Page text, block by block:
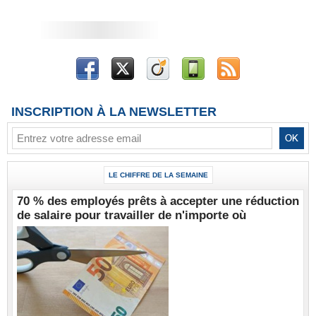
INSCRIPTION À LA NEWSLETTER
LE CHIFFRE DE LA SEMAINE
70 % des employés prêts à accepter une réduction
de salaire pour travailler de n'importe où